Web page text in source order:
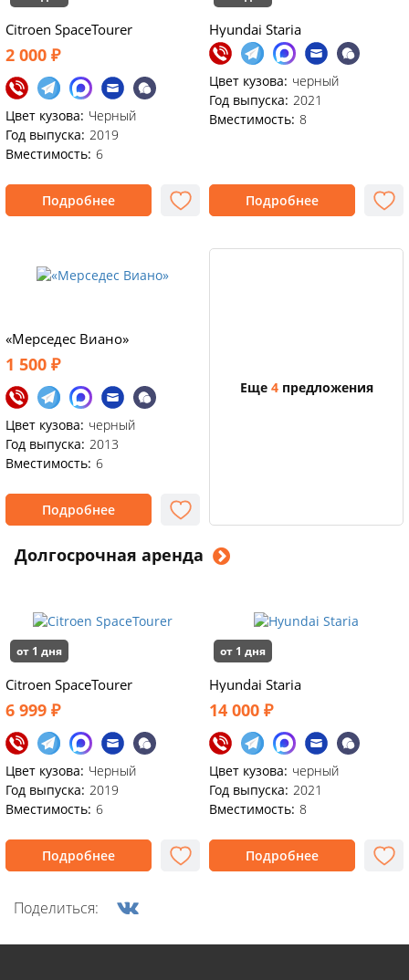
Citroen SpaceTourer
2 000 ₽
Цвет кузова: Черный
Год выпуска: 2019
Вместимость: 6
Подробнее
Hyundai Staria
Цвет кузова: черный
Год выпуска: 2021
Вместимость: 8
Подробнее
«Мерседес Виано»
1 500 ₽
Цвет кузова: черный
Год выпуска: 2013
Вместимость: 6
Подробнее
Еще 4предложения
Долгосрочная аренда
от 1 дня
Citroen SpaceTourer
6 999 ₽
Цвет кузова: Черный
Год выпуска: 2019
Вместимость: 6
Подробнее
от 1 дня
Hyundai Staria
14 000 ₽
Цвет кузова: черный
Год выпуска: 2021
Вместимость: 8
Подробнее
Поделиться: